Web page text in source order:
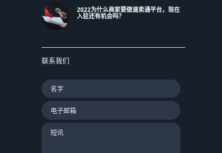
2022为什么商家要做速卖通平台，现在
入驻还有机会吗？
联系我们